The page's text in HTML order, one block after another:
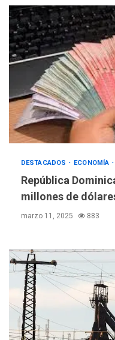
DESTACADOS ECONOMÍA
República
millones de
marzo 11, 2025 883